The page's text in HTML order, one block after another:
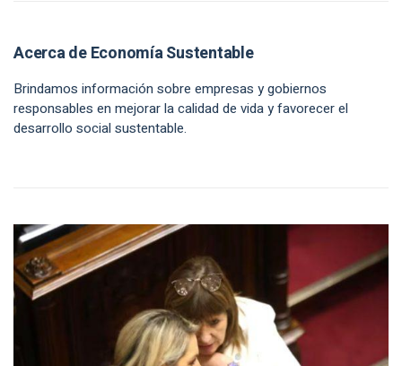
Acerca de Economía Sustentable
Brindamos información sobre empresas y gobiernos
responsables en mejorar la calidad de vida y favorecer el
desarrollo social sustentable.